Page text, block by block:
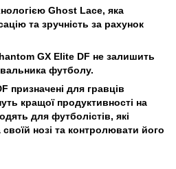
Ghost Lace, яка
та зручність за рахунок
GX Elite DF не залишить
футболу.
призначені для гравців
кращої продуктивності на
для футболістів, які
нозі та контролювати його